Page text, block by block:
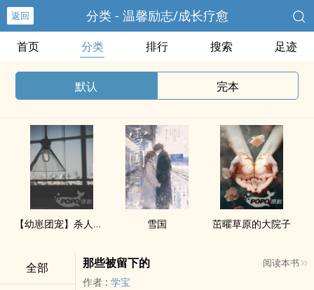
返回 分类 - 温馨励志/成长疗愈
首页 分类 排行 搜索 足迹
默认 完本
【幼崽团宠】杀人魔重生成豪门幼弟后，宠我的家人全是我杀过的人 雪国 茁曜草原的大院子
全部 那些被留下的 阅读本书
作者 : 学宝